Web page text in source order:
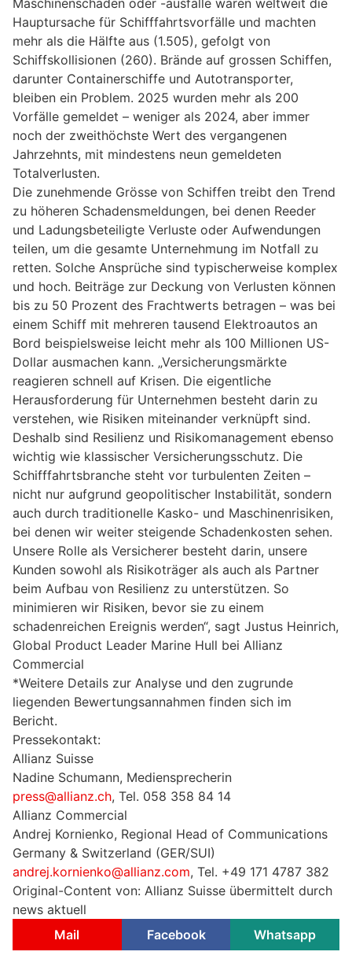
Maschinenschäden oder -ausfälle waren weltweit die
Hauptursache für Schifffahrtsvorfälle und machten
mehr als die Hälfte aus (1.505), gefolgt von
Schiffskollisionen (260). Brände auf grossen Schiffen,
darunter Containerschiffe und Autotransporter,
bleiben ein Problem. 2025 wurden mehr als 200
Vorfälle gemeldet – weniger als 2024, aber immer
noch der zweithöchste Wert des vergangenen
Jahrzehnts, mit mindestens neun gemeldeten
Totalverlusten.
Die zunehmende Grösse von Schiffen treibt den Trend
zu höheren Schadensmeldungen, bei denen Reeder
und Ladungsbeteiligte Verluste oder Aufwendungen
teilen, um die gesamte Unternehmung im Notfall zu
retten. Solche Ansprüche sind typischerweise komplex
und hoch. Beiträge zur Deckung von Verlusten können
bis zu 50 Prozent des Frachtwerts betragen – was bei
einem Schiff mit mehreren tausend Elektroautos an
Bord beispielsweise leicht mehr als 100 Millionen US-
Dollar ausmachen kann. „Versicherungsmärkte
reagieren schnell auf Krisen. Die eigentliche
Herausforderung für Unternehmen besteht darin zu
verstehen, wie Risiken miteinander verknüpft sind.
Deshalb sind Resilienz und Risikomanagement ebenso
wichtig wie klassischer Versicherungsschutz. Die
Schifffahrtsbranche steht vor turbulenten Zeiten –
nicht nur aufgrund geopolitischer Instabilität, sondern
auch durch traditionelle Kasko- und Maschinenrisiken,
bei denen wir weiter steigende Schadenkosten sehen.
Unsere Rolle als Versicherer besteht darin, unsere
Kunden sowohl als Risikoträger als auch als Partner
beim Aufbau von Resilienz zu unterstützen. So
minimieren wir Risiken, bevor sie zu einem
schadenreichen Ereignis werden“, sagt Justus Heinrich,
Global Product Leader Marine Hull bei Allianz
Commercial
*Weitere Details zur Analyse und den zugrunde
liegenden Bewertungsannahmen finden sich im
Bericht.
Pressekontakt:
Allianz Suisse
Nadine Schumann, Mediensprecherin
press@allianz.ch, Tel. 058 358 84 14
Allianz Commercial
Andrej Kornienko, Regional Head of Communications
Germany & Switzerland (GER/SUI)
andrej.kornienko@allianz.com, Tel. +49 171 4787 382
Original-Content von: Allianz Suisse übermittelt durch
news aktuell
Mail
Facebook Whatsapp